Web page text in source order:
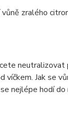
zralého
Jak se
nejlépe hodí